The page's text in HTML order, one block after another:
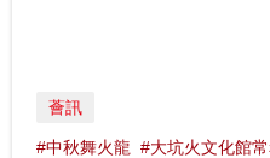
薈訊
#中秋舞火龍 #大坑火文化館